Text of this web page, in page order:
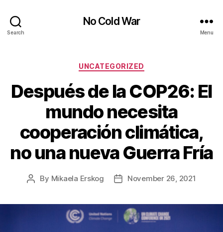
Search
No Cold War
Menu
Categories
UNCATEGORIZED
Después de la COP26: El
mundo necesita
cooperación climática,
no una nueva Guerra Fría
Post
By Mikaela Erskog
PostNovember 26, 2021